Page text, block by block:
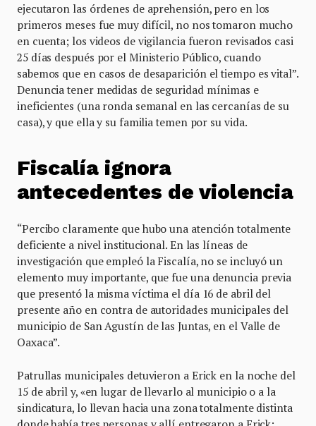
ejecutaron las órdenes de aprehensión, pero en los
primeros meses fue muy difícil, no nos tomaron mucho
en cuenta; los videos de vigilancia fueron revisados casi
25 días después por el Ministerio Público, cuando
sabemos que en casos de desaparición el tiempo es vital”.
Denuncia tener medidas de seguridad mínimas e
ineficientes (una ronda semanal en las cercanías de su
casa), y que ella y su familia temen por su vida.
Fiscalía ignora
antecedentes de violencia
“Percibo claramente que hubo una atención totalmente
deficiente a nivel institucional. En las líneas de
investigación que empleó la Fiscalía, no se incluyó un
elemento muy importante, que fue una denuncia previa
que presentó la misma víctima el día 16 de abril del
presente año en contra de autoridades municipales del
municipio de San Agustín de las Juntas, en el Valle de
Oaxaca”.
Patrullas municipales detuvieron a Erick en la noche del
15 de abril y, «en lugar de llevarlo al municipio o a la
sindicatura, lo llevan hacia una zona totalmente distinta